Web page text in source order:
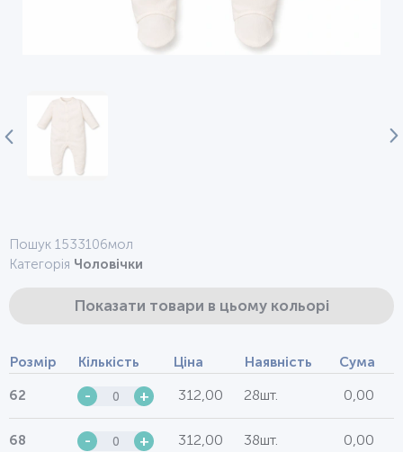
Пошук 1533106мол
Категорія Чоловічки
Показати товари в цьому кольорі
Розмір Кількість Ціна Наявність Сума
62 - + 312,00 28шт. 0,00
68 - + 312,00 38шт. 0,00